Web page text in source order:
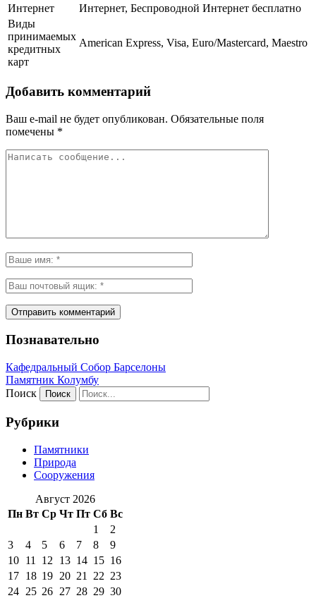
Интернет
Интернет, Беспроводной Интернет бесплатно
Виды
принимаемых
кредитных
карт
American Express, Visa, Euro/Mastercard, Maestro
Добавить комментарий
Ваш e-mail не будет опубликован. Обязательные поля
помечены *
Познавательно
Кафeдрaльный Собор Барселоны
Пaмятник Колумбу
Поиск
Рубрики
Памятники
Природа
Сооружения
Август 2026
Пн Вт Ср Чт Пт Сб Вс
1
2
3
4 5 6 7 8
9
10 11 12 13 14 15 16
17 18 19 20 21 22 23
24 25 26 27 28 29 30